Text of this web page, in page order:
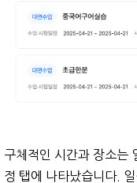
구체적인 시간과 장소는
정 탭에 나타났습니다.